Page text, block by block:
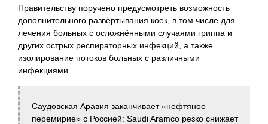
Правительству поручено предусмотреть возможность
дополнительного развёртывания коек, в том числе для
лечения больных с осложнёнными случаями гриппа и
других острых респираторных инфекций, а также
изолирование потоков больных с различными
инфекциями.
Саудовская Аравия заканчивает «нефтяное
перемирие» с Россией: Saudi Aramcо резко снижает